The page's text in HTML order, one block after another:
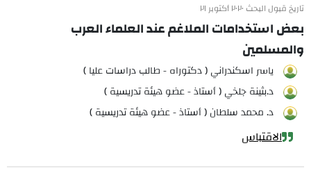
تاريخ قبول البحث ٢٠٢٠ أكتوبر ٢١
بعض استخدامات الملاغم عند العلماء العرب
والمسلمين
ياسر اسكندراني ( دكتوراه - طالب دراسات عليا )
د.بثينة جلخي ( أستاذ - عضو هيئة تدريسية )
د. محمد سلطان ( أستاذ - عضو هيئة تدريسية )
الاقتباس